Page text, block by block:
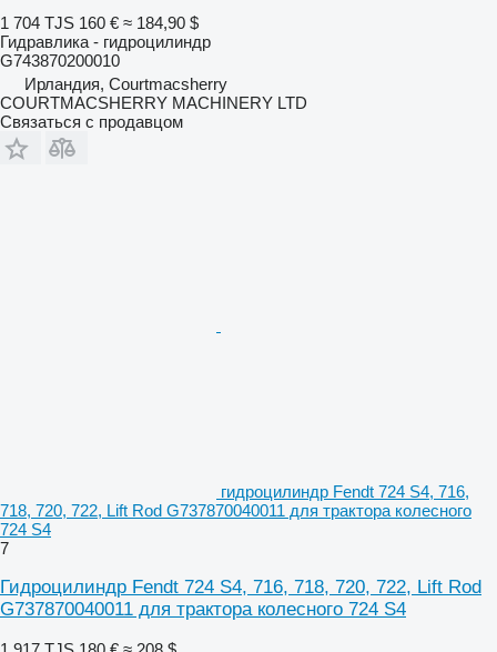
1 704 TJS 160 € ≈ 184,90 $
Гидравлика - гидроцилиндр
G743870200010
Ирландия, Courtmacsherry
COURTMACSHERRY MACHINERY LTD
Связаться с продавцом
гидроцилиндр Fendt 724 S4, 716,
718, 720, 722, Lift Rod G737870040011 для трактора колесного
724 S4
7
Гидроцилиндр Fendt 724 S4, 716, 718, 720, 722, Lift Rod
G737870040011 для трактора колесного 724 S4